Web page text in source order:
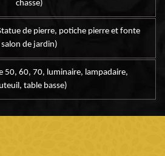
chasse)
de pierre, potiche pierre et fonte
salon de jardin)
50, 60, 70, luminaire, lampadaire,
table basse)